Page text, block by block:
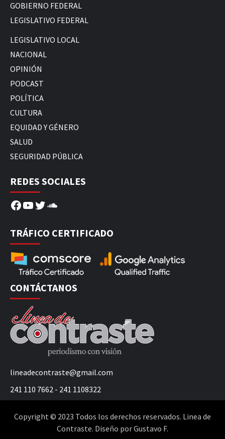
GOBIERNO FEDERAL
LEGISLATIVO FEDERAL
LEGISLATIVO LOCAL
NACIONAL
OPINIÓN
PODCAST
POLÍTICA
CULTURA
EQUIDAD Y GÉNERO
SALUD
SEGURIDAD PÚBLICA
REDES SOCIALES
Facebook
YouTube
Twitter
SoundCloud
TRÁFICO CERTIFICADO
CONTÁCTANOS
lineadecontraste@gmail.com
241 110 7662 - 241 1108322
Copyright © 2023 Todos los derechos reservados. Linea de
Contraste. Diseño por Gustavo F.